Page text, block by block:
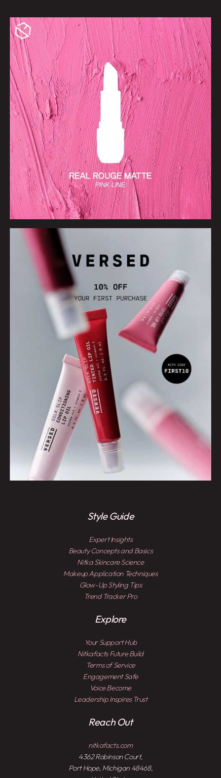
Style Guide
Expert Insights
Beauty Concepts and Basics
Nitka Skincare Science
Makeup Application Techniques
Glow-Up Styling Tips
Trend Tracker Pro
Explore
Your Support Hub
Nitkafacts Future Build
Terms of Service
Engagement Safe
Voice Become
Leadership Inspires Trust
Reach Out
nitkafacts.com
4362 Robinson Court,
Port Hope, Michigan 48468,